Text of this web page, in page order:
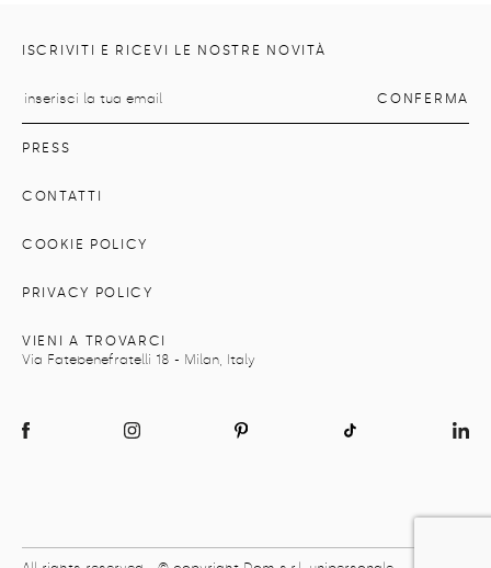
ISCRIVITI E RICEVI LE NOSTRE NOVITÀ
PRESS
CONTATTI
COOKIE POLICY
PRIVACY POLICY
VIENI A TROVARCI
Via Fatebenefratelli 18 - Milan, Italy